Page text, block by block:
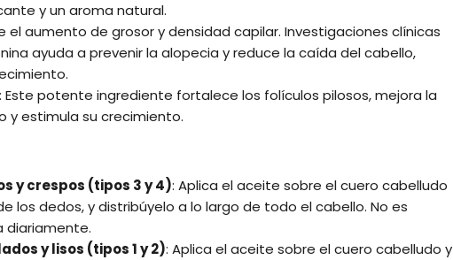
y un aroma natural.
el aumento de grosor y densidad capilar. Investigaciones clínicas
ayuda a prevenir la alopecia y reduce la caída del cabello,
: Este potente ingrediente fortalece los folículos pilosos, mejora la
y estimula su crecimiento.
y crespos (tipos 3 y 4): Aplica el aceite sobre el cuero cabelludo
los dedos, y distribúyelo a lo largo de todo el cabello. No es
diariamente.
y lisos (tipos 1 y 2): Aplica el aceite sobre el cuero cabelludo y